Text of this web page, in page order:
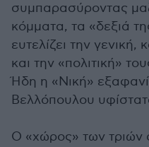
συμπαρασύροντας
κόμματα, τα «δεξιά
ευτελίζει την γενική,
και την «πολιτική»
Ήδη η «Νική»
Βελλόπουλου
Ο «χώρος» των τριών